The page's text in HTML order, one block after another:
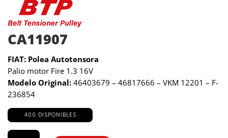
CA11907
FIAT: Polea Autotensora
Palio motor Fire 1.3 16V
Modelo Original: 46403679 – 46817666 – VKM 12201 – F-
236854
400 DISPONIBLES
CA11907
cantidad